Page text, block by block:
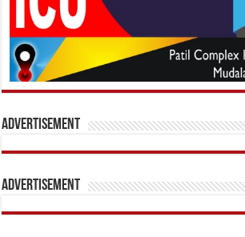
Advertisement
Advertisement